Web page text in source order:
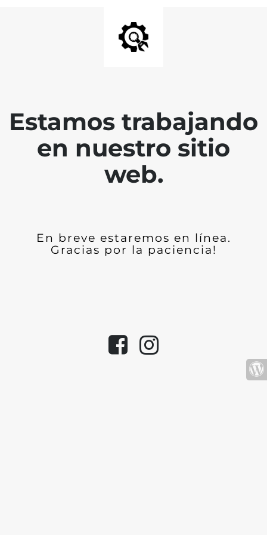
Estamos trabajando
en nuestro sitio
web.
En breve estaremos en línea.
Gracias por la paciencia!